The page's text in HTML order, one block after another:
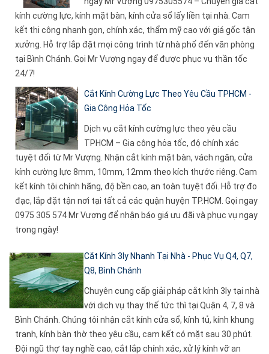
kính cường lực, kính mặt bàn, kính cửa sổ lấy liền tại nhà. Cam
kết thi công nhanh gọn, chính xác, thẩm mỹ cao với giá gốc tận
xưởng. Hỗ trợ lắp đặt mọi công trình từ nhà phố đến văn phòng
tại Bình Chánh. Gọi Mr Vượng ngay để được phục vụ thần tốc
24/7!
Cắt Kính Cường Lực Theo Yêu Cầu TPHCM -
Gia Công Hỏa Tốc
Dịch vụ cắt kính cường lực theo yêu cầu
TPHCM – Gia công hỏa tốc, độ chính xác
tuyệt đối từ Mr Vượng. Nhận cắt kính mặt bàn, vách ngăn, cửa
kính cường lực 8mm, 10mm, 12mm theo kích thước riêng. Cam
kết kính tôi chính hãng, độ bền cao, an toàn tuyệt đối. Hỗ trợ đo
đạc, lắp đặt tận nơi tại tất cả các quận huyện TP.HCM. Gọi ngay
0975 305 574 Mr Vượng để nhận báo giá ưu đãi và phục vụ ngay
trong ngày!
Cắt Kính 3ly Nhanh Tại Nhà - Phục Vụ Q4, Q7,
Q8, Bình Chánh
Chuyên cung cấp giải pháp cắt kính 3ly tại nhà
với dịch vụ thay thế tức thì tại Quận 4, 7, 8 và
Bình Chánh. Chúng tôi nhận cắt kính cửa sổ, kính tủ, kính khung
tranh, kính bàn thờ theo yêu cầu, cam kết có mặt sau 30 phút.
Đội ngũ thợ tay nghề cao, cắt lắp chính xác, xử lý kính vỡ an